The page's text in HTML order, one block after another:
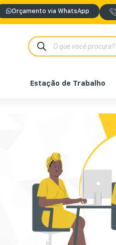
Orçamento via WhatsApp
Estação de Trabalho